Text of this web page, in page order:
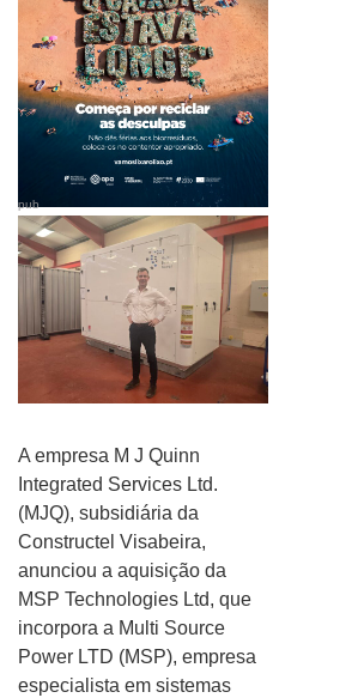
pub
A empresa M J Quinn
Integrated Services Ltd.
(MJQ), subsidiária da
Constructel Visabeira,
anunciou a aquisição da
MSP Technologies Ltd, que
incorpora a Multi Source
Power LTD (MSP), empresa
especialista em sistemas